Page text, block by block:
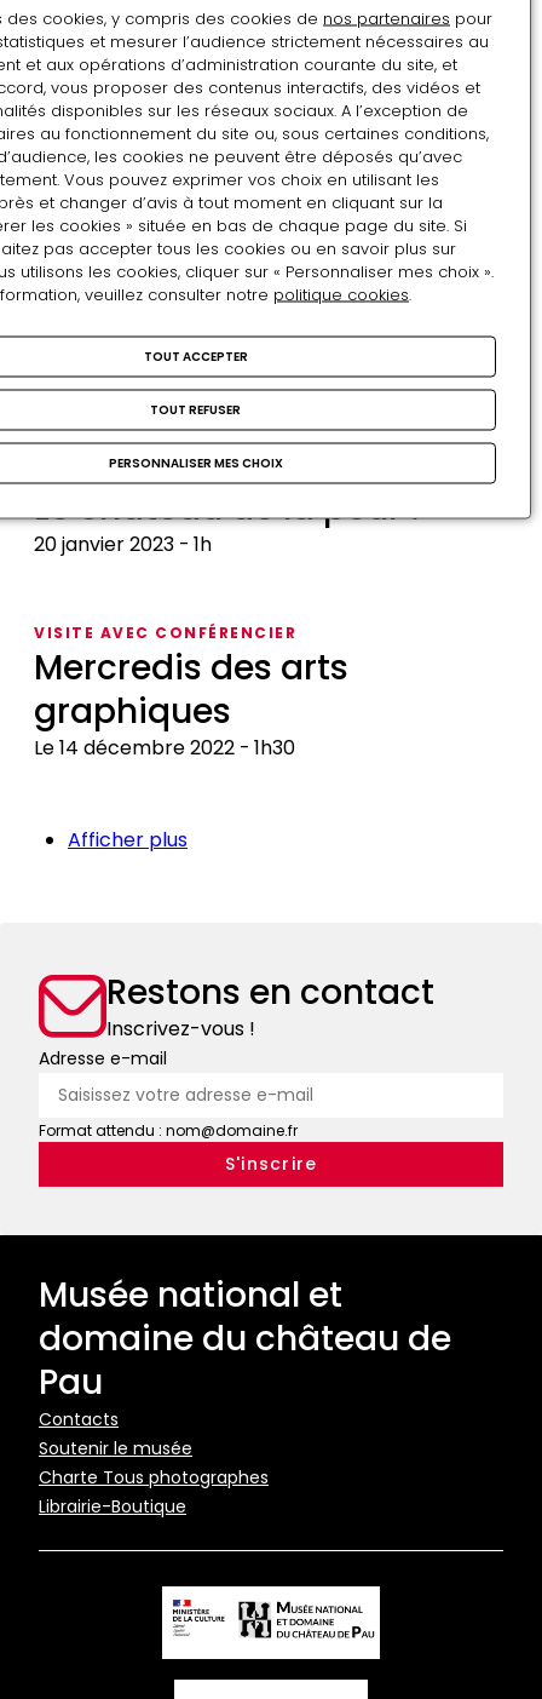
L'enfant
Roi
Nouvelles acquisitions
Mercredi 22 février 2023 1h30
VISITE AVEC CONFÉRENCIER
Nouvelles
acquisitions
L'appartement de
l'Impératrice et l'art du bain
Lundi 20 février (tous publics) & mardi 16 mai 2023
(Amis du château)
1h
VISITE AVEC CONFÉRENCIER
L'appartement
l'Impératrice
et
l'art
Le château de la peur !
20 janvier 2023 1h
VISITE AVEC CONFÉRENCIER
de
peur
Mercredis des arts
graphiques
Le 14 décembre 2022 1h30
VISITE AVEC CONFÉRENCIER
arts Afficher plus
Restons en contact
Inscrivez-vous !
Adresse e-mail
Format attendu : nom@domaine.fr
Musée national et
domaine du château de
Pau
Pied
de
page
Contacts
Soutenir le musée
Charte Tous photographes
Librairie-Boutique
des cookies, y compris des cookies de nos partenaires pour
et mesurer l’audience strictement nécessaires au
et aux opérations d’administration courante du site, et
vous proposer des contenus interactifs, des vidéos et
disponibles sur les réseaux sociaux. A l’exception de
au fonctionnement du site ou, sous certaines conditions,
les cookies ne peuvent être déposés qu’avec
Vous pouvez exprimer vos choix en utilisant les
et changer d’avis à tout moment en cliquant sur la
les cookies » située en bas de chaque page du site. Si
pas accepter tous les cookies ou en savoir plus sur
utilisons les cookies, cliquer sur « Personnaliser mes choix ».
veuillez consulter notre politique cookies.
TOUT ACCEPTER
TOUT REFUSER
PERSONNALISER MES CHOIX